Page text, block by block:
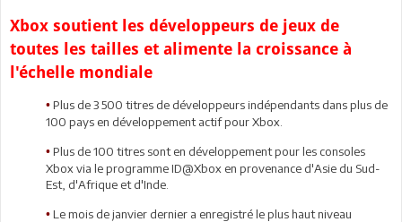
Xbox soutient les développeurs de jeux de
toutes les tailles et alimente la croissance à
l'échelle mondiale
• Plus de 3 500 titres de développeurs indépendants dans plus de
100 pays en développement actif pour Xbox.
• Plus de 100 titres sont en développement pour les consoles
Xbox via le programme ID@Xbox en provenance d'Asie du Sud-
Est, d'Afrique et d'Inde.
• Le mois de janvier dernier a enregistré le plus haut niveau